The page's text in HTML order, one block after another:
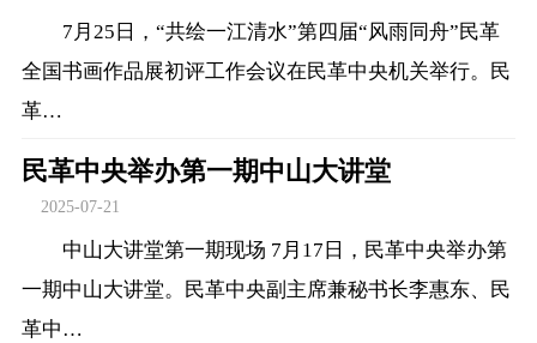
7月25日，“共绘一江清水”第四届“风雨同舟”民革
全国书画作品展初评工作会议在民革中央机关举行。民
革…
民革中央举办第一期中山大讲堂
2025-07-21
中山大讲堂第一期现场 7月17日，民革中央举办第
一期中山大讲堂。民革中央副主席兼秘书长李惠东、民
革中…